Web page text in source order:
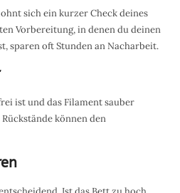
sich ein kurzer Check deines
Vorbereitung, in denen du deinen
sparen oft Stunden an Nacharbeit.
ist und das Filament sauber
können den